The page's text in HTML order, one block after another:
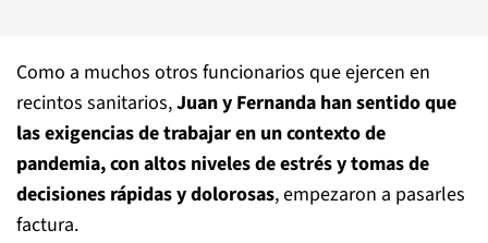
Como a muchos otros funcionarios que ejercen en
recintos sanitarios,Juan y Fernanda han sentido que
las exigencias de trabajar en un contexto de
pandemia, con altos niveles de estrés y tomas de
decisiones rápidas y dolorosas, empezaron a pasarles
factura.